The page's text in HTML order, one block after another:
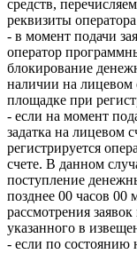
средств,
реквизиты оператора
- в момент подачи
оператор
блокирование
наличии на лицевом
площадке при
- если на момент
задатка на лицевом
регистрируется
счете. В данном
поступление
позднее 00 часов 00
рассмотрения
указанного в
- если по состоянию